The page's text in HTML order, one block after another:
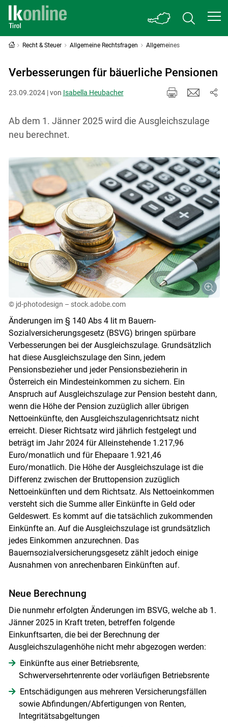
Recht & Steuer Allgemeine Rechtsfragen Allgemeines
Verbesserungen für bäuerliche Pensionen
23.09.2024 | von Isabella Heubacher
Ab dem 1. Jänner 2025 wird die Ausgleichszulage
neu berechnet.
© jd-photodesign – stock.adobe.com
Änderungen im § 140 Abs 4 lit m Bauern-
Sozialversicherungsgesetz (BSVG) bringen spürbare
Verbesserungen bei der Ausgleichszulage. Grundsätzlich
hat diese Ausgleichszulage den Sinn, jedem
Pensionsbezieher und jeder Pensionsbezieherin in
Österreich ein Mindesteinkommen zu sichern. Ein
Anspruch auf Ausgleichszulage zur Pension besteht dann,
wenn die Höhe der Pension zuzüglich aller übrigen
Nettoeinkünfte, den Ausgleichszulagenrichtsatz nicht
erreicht. Dieser Richtsatz wird jährlich festgelegt und
beträgt im Jahr 2024 für Alleinstehende 1.217,96
Euro/monatlich und für Ehepaare 1.921,46
Euro/monatlich. Die Höhe der Ausgleichszulage ist die
Differenz zwischen der Bruttopension zuzüglich
Nettoeinkünften und dem Richtsatz. Als Nettoeinkommen
versteht sich die Summe aller Einkünfte in Geld oder
Geldeswert. Es kommt auf die tatsächlich zukommenden
Einkünfte an. Auf die Ausgleichszulage ist grundsätzlich
jedes Einkommen anzurechnen. Das
Bauernsozialversicherungsgesetz zählt jedoch einige
Ausnahmen von anrechenbaren Einkünften auf.
Neue Berechnung
Die nunmehr erfolgten Änderungen im BSVG, welche ab 1.
Jänner 2025 in Kraft treten, betreffen folgende
Einkunftsarten, die bei der Berechnung der
Ausgleichszulagenhöhe nicht mehr abgezogen werden:
Einkünfte aus einer Betriebsrente,
Schwerversehrtenrente oder vorläufigen Betriebsrente
Entschädigungen aus mehreren Versicherungsfällen
sowie Abfindungen/Abfertigungen von Renten,
Integritätsabgeltungen